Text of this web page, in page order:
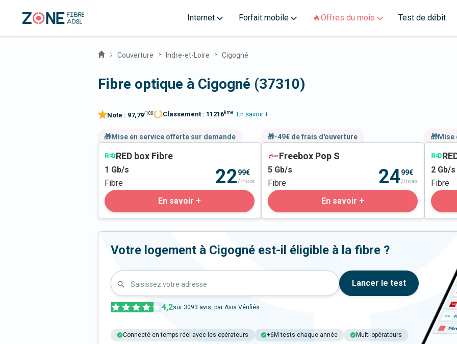
Internet Forfait mobile 🔥Offres du mois Test de débit
Couverture Indre-et-Loire Cigogné
Fibre optique à Cigogné (37310)
Note : 97,79/100 Classement : 11216ème En savoir +
🎁Mise en service offerte sur demande
RED box Fibre
1 Gb/s
Fibre
2299€
/mois
En savoir +
🎁-49€ de frais d'ouverture
Freebox Pop S
5 Gb/s
Fibre
2499€
/mois
En savoir +
🎁Mise
2 Gb/s
Fibre
Votre logement à Cigogné est-il éligible à la fibre ?
Saisissez votre adresse Lancer le test
4,2sur 3093 avis, par Avis Vérifiés
Connecté en temps réel avec les opérateurs +6M tests chaque année Multi-opérateurs